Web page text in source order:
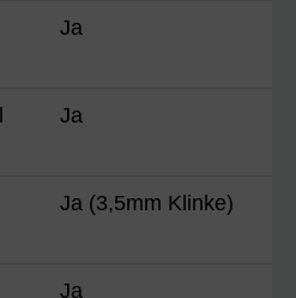
Ja
Ja
Ja (3,5mm Klinke)
Ja